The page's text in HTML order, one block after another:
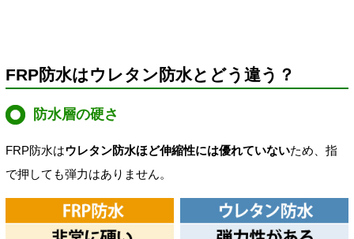
FRP防水はウレタン防水とどう違う？
防水層の硬さ
FRP防水はウレタン防水ほど伸縮性には優れていないため、指
で押しても弾力はありません。